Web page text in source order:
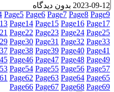
2023-09-12 بدون دیدگاه
Page5 Page6 Page7 Page8 Page9
13 Page14 Page15 Page16 Page17
21 Page22 Page23 Page24 Page25
29 Page30 Page31 Page32 Page33
37 Page38 Page39 Page40 Page41
45 Page46 Page47 Page48 Page49
53 Page54 Page55 Page56 Page57
61 Page62 Page63 Page64 Page65
Page66 Page67 Page68 Page69